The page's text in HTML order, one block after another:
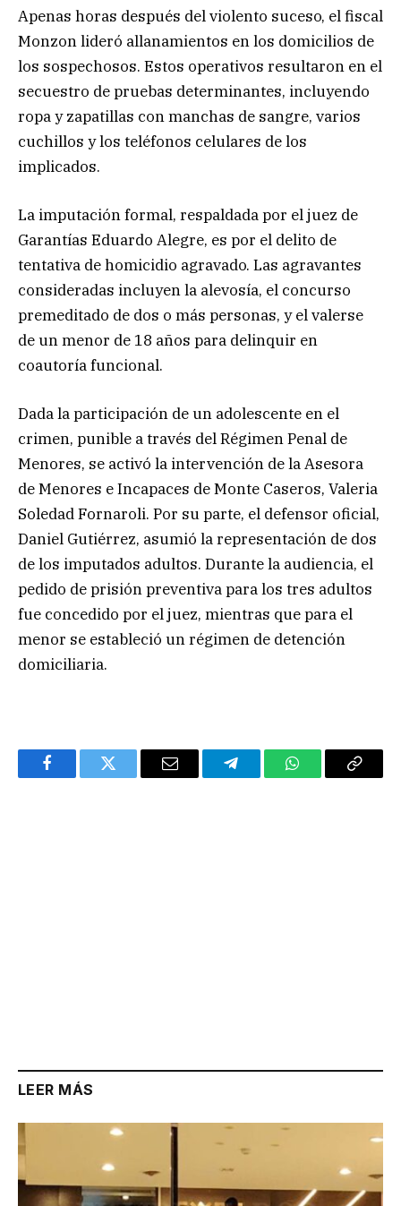
Apenas horas después del violento suceso, el fiscal
Monzon lideró allanamientos en los domicilios de
los sospechosos. Estos operativos resultaron en el
secuestro de pruebas determinantes, incluyendo
ropa y zapatillas con manchas de sangre, varios
cuchillos y los teléfonos celulares de los
implicados.
La imputación formal, respaldada por el juez de
Garantías Eduardo Alegre, es por el delito de
tentativa de homicidio agravado. Las agravantes
consideradas incluyen la alevosía, el concurso
premeditado de dos o más personas, y el valerse
de un menor de 18 años para delinquir en
coautoría funcional.
Dada la participación de un adolescente en el
crimen, punible a través del Régimen Penal de
Menores, se activó la intervención de la Asesora
de Menores e Incapaces de Monte Caseros, Valeria
Soledad Fornaroli. Por su parte, el defensor oficial,
Daniel Gutiérrez, asumió la representación de dos
de los imputados adultos. Durante la audiencia, el
pedido de prisión preventiva para los tres adultos
fue concedido por el juez, mientras que para el
menor se estableció un régimen de detención
domiciliaria.
FacebookTwitter Email TelegramWhatsAppCopy
LEER MÁS